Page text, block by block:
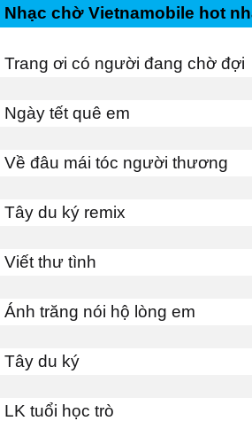
Nhạc chờ Vietnamobile hot
Trang ơi có người đang chờ đợi
Ngày tết quê em
Về đâu mái tóc người thương
Tây du ký remix
Viết thư tình
Ánh trăng nói hộ lòng em
Tây du ký
LK tuổi học trò